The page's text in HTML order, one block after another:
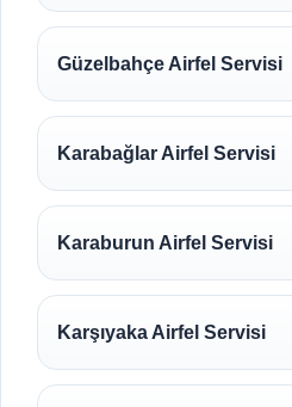
Güzelbahçe Airfel Servisi
Karabağlar Airfel Servisi
Karaburun Airfel Servisi
Karşıyaka Airfel Servisi